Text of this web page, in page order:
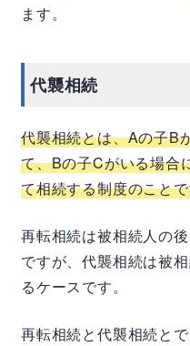
ます。
代襲相続
代襲相続とは、Aの子B
て、Bの子Cがいる場合
て相続する制度のこと
再転相続は被相続人の
ですが、代襲相続は被
るケースです。
再転相続と代襲相続と